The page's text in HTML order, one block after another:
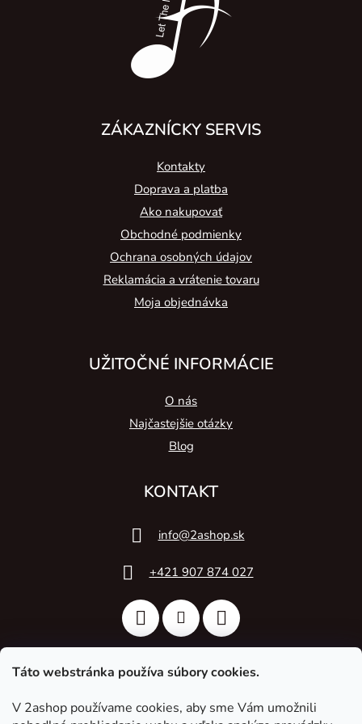
Táto webstránka používa súbory cookies.
V 2ashop používame cookies, aby sme Vám umožnili
ZÁKAZNÍCKY SERVIS
Kontakty
Doprava a platba
Ako nakupovať
Obchodné podmienky
Ochrana osobných údajov
Reklamácia a vrátenie tovaru
Moja objednávka
UŽITOČNÉ INFORMÁCIE
O nás
Najčastejšie otázky
Blog
KONTAKT
info@2ashop.sk
+421 907 874 027
2A Acoustic